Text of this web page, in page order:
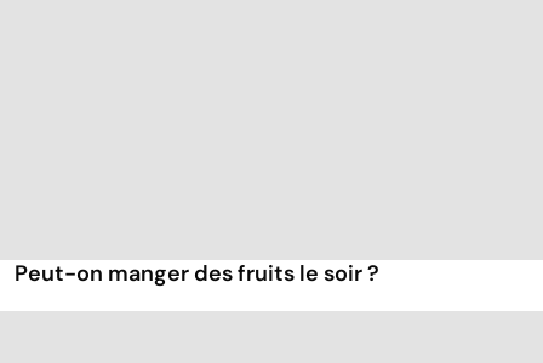
Peut-on manger des fruits le soir ?